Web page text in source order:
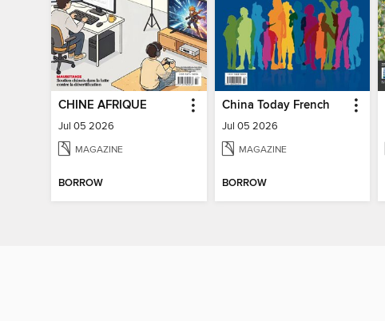
CHINE AFRIQUE
Jul 05 2026
MAGAZINE
BORROW
China Today French
Jul 05 2026
MAGAZINE
BORROW